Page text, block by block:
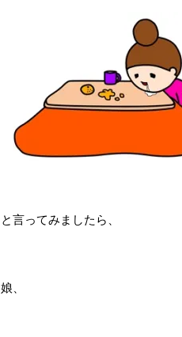
と言ってみましたら、
娘、